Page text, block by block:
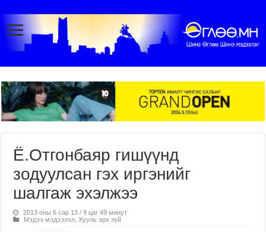
Ё.Отгонбаяр гишүүнд
зодуулсан гэх иргэнийг
шалгаж эхэлжээ
2013 оны 6 сар 13 / 9 цаг 49 минут
Мэдээ мэдээлэл ,Хууль эрх зүй